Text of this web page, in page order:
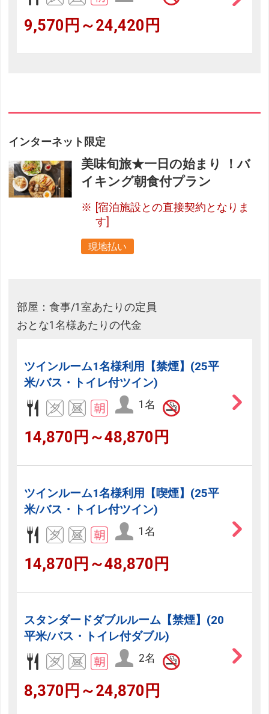
9,570円～24,420円
インターネット限定
美味旬旅★一日の始まり ！バ
イキング朝食付プラン
[宿泊施設との直接契約となりま
す]
現地払い
部屋：食事/1室あたりの定員
おとな1名様あたりの代金
ツインルーム1名様利用【禁煙】(25平
米/バス・トイレ付ツイン)
1名
14,870円～48,870円
ツインルーム1名様利用【喫煙】(25平
米/バス・トイレ付ツイン)
1名
14,870円～48,870円
スタンダードダブルルーム【禁煙】(20
平米/バス・トイレ付ダブル)
2名
8,370円～24,870円